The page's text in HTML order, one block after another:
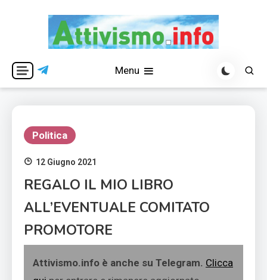
Attivismo.info
Menu
Politica
12 Giugno 2021
REGALO IL MIO LIBRO
ALL’EVENTUALE COMITATO
PROMOTORE
Attivismo.info è anche su Telegram. Clicca